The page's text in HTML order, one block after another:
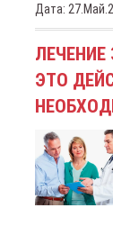
Дата:
ЛЕЧЕНИЕ
ЭТО